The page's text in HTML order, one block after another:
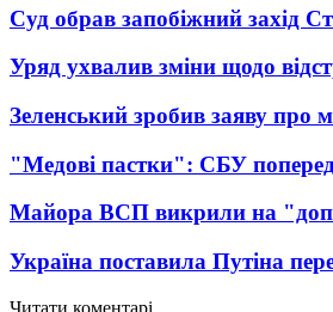
Суд обрав запобіжний захід
Уряд ухвалив зміни щодо
Зеленський зробив заяву про
"Медові пастки": СБУ
Майора ВСП викрили на
Україна поставила Путіна
Читати коментарі